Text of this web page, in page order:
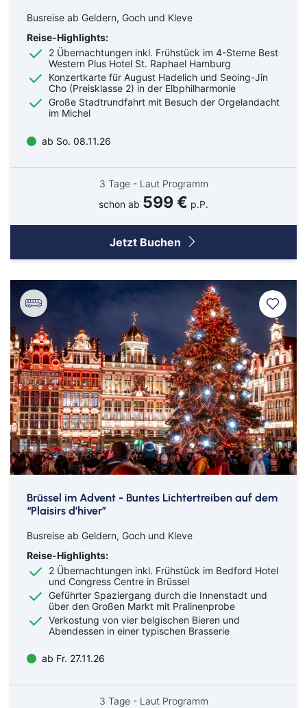
Bahn
Bus
Amberg
Bayreuth
Berlin
Bitburg
Bocholt
Borken
Bremerhaven
Bremervörde
Burgpreppach
Coburg
Cottbus
Darmstadt
Delmenhorst
Düren
Freiburg
Ganderkesee
Geldern
Goch
Hamm
Hausen
Haßfurt
Herbolzheim
Hof
Ingolstadt
Jülich
Kleve
Köln
Leverkusen
Lörrach
Lüneburg
Minden
Nabburg
Neuenburg am Rhein
Nürnberg
Osnabrück
Osterholz-Scharmbeck
Regensburg
Remscheid
Saarbrücken
Schweich
Busreise ab Geldern, Goch und Kleve
Reise-Highlights:
2 Übernachtungen inkl. Frühstück im 4-Sterne Best
Western Plus Hotel St. Raphael Hamburg
Konzertkarte für August Hadelich und Seoing-Jin
Cho (Preisklasse 2) in der Elbphilharmonie
Große Stadtrundfahrt mit Besuch der Orgelandacht
im Michel
ab So. 08.11.26
3 Tage - Laut Programm
schon ab 599 € p.P.
Jetzt Buchen
Brüssel im Advent - Buntes Lichtertreiben auf dem
“Plaisirs d’hiver”
Busreise ab Geldern, Goch und Kleve
Reise-Highlights:
2 Übernachtungen inkl. Frühstück im Bedford Hotel
und Congress Centre in Brüssel
Geführter Spaziergang durch die Innenstadt und
über den Großen Markt mit Pralinenprobe
Verkostung von vier belgischen Bieren und
Abendessen in einer typischen Brasserie
ab Fr. 27.11.26
3 Tage - Laut Programm